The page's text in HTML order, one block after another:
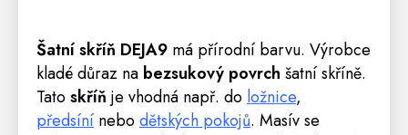
Šatní skříň DEJA9 má přírodní barvu. Výrobce
kladé důraz na bezsukový povrch šatní skříně.
Tatoskříň je vhodná např. do ložnice,
předsíní nebodětských pokojů. Masív se